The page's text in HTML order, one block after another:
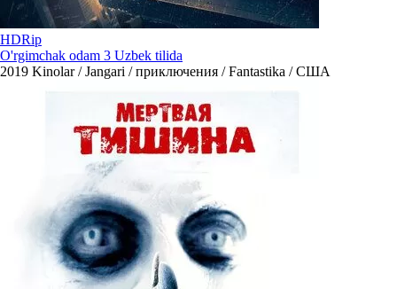
HDRip
O'rgimchak odam 3 Uzbek tilida
2019 Kinolar / Jangari / приключения / Fantastika / США